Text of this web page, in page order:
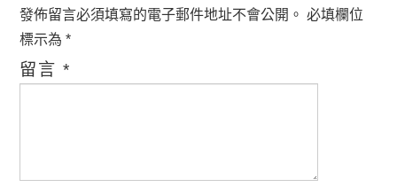
發佈留言必須填寫的電子郵件地址不會公開。 必填欄位
標示為*
留言*